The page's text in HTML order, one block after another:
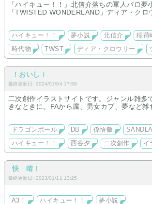
「ハイキュー！！」北信介落ちの軍人パロ夢
「TWISTED WONDERLAND」ディア・クロ
ハイキュー！！ 夢小説 北信介 稲荷
時代物
TWST ディア・クロウリー
！おいしｉ
最終更新日: 2024/01/04 17:59
二次創作イラストサイトです。ジャンル雑多
きなときに。FAから腐、男女カプ、夢など雑
ドラゴンボール DB 孫悟飯
ハイキュー！！
西谷夕 二次創作 イ
快 晴！
最終更新日: 2023/01/11 13:25
A3！ ハイキュー！！ 夢小説